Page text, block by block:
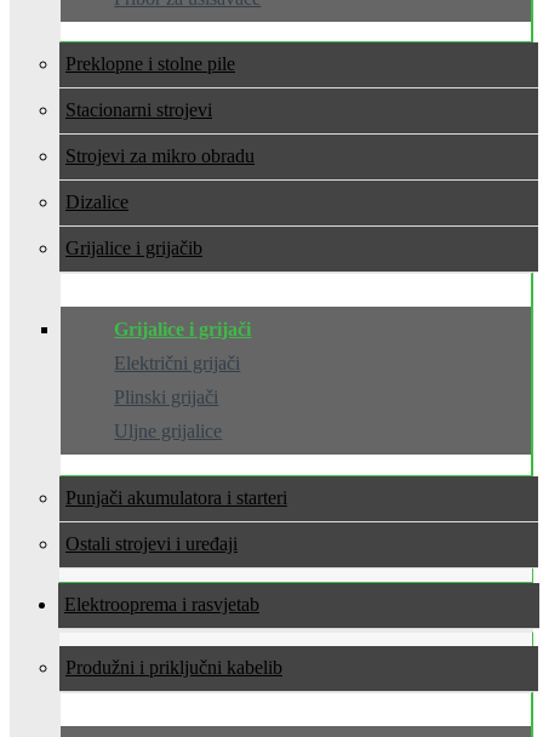
Preklopne i stolne pile
Stacionarni strojevi
Strojevi za mikro obradu
Dizalice
Grijalice i grijači
Grijalice i grijači
Električni grijači
Plinski grijači
Uljne grijalice
Punjači akumulatora i starteri
Ostali strojevi i uređaji
Elektrooprema i rasvjeta
Produžni i priključni kabeli